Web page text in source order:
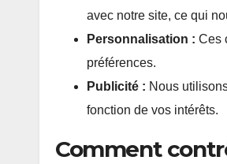
avec notre site, ce qui
Personnalisation : Ces
préférences.
Publicité : Nous
fonction de vos intérêts.
Comment